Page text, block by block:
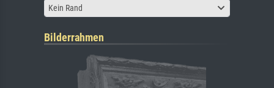
Kein Rand
Bilderrahmen